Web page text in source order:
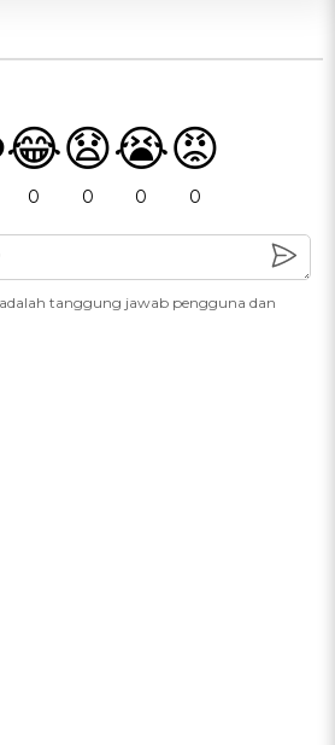
😂
0
😧
0
😭
0
😡
0
tanggung jawab pengguna dan